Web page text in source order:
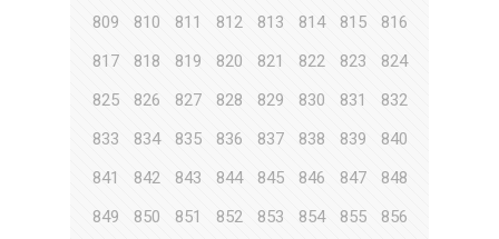
809
810 811 812 813 814 815
816
817
818 819 820 821 822 823
824
825
826 827 828 829 830 831
832
833
834 835 836 837 838 839
840
841
842 843 844 845 846 847
848
849
850 851 852 853 854 855
856